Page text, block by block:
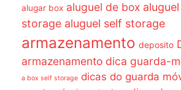
alugar box aluguel de box
storage aluguel self storage
armazenamento deposito
armazenamento dica guarda-
a box self storage dicas do guarda